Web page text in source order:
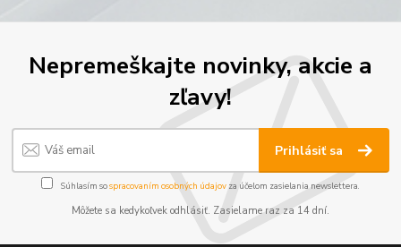
Nepremeškajte novinky, akcie a
zľavy!
Prihlásiť sa
Súhlasím sospracovaním osobných údajov za účelom zasielania newslettera.
Môžete sa kedykoľvek odhlásiť. Zasielame raz za 14 dní.